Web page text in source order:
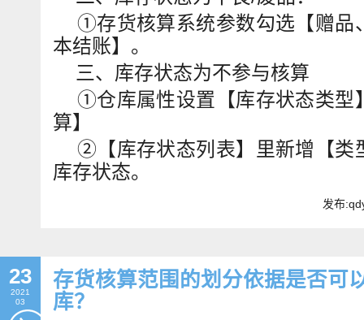
①存货核算系统参数勾选【赠品
本结账】。
三、库存状态为不参与核算
①仓库属性设置【库存状态类型
算】
②【库存状态列表】里新增【类
库存状态。
发布
23
2021
03
存货核算范围的划分依据是否可
库？